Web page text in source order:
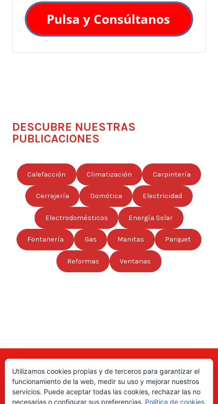
DESCUBRE NUESTRAS
PUBLICACIONES
Calefacción Climatización Carpintería
Cerrajería Domótica Electricidad
Electrodomésticos Energía Solar
Fontanería Gas Manitas Parquet
Reformas Ventanas
Aquí puede encontrar las direcciones de empresas, autónomos,
fabricantes locales, asociaciones, etc; de todo el país. ¡Valore sus
productos y servicios para ayudar a los usuarios a tomar la decisión
Utilizamos cookies propias y de terceros para garantizar el
funcionamiento de la web, medir su uso y mejorar nuestros
servicios. Puede aceptar todas las cookies, rechazar las no
necesarias o configurar sus preferencias. Política de cookies